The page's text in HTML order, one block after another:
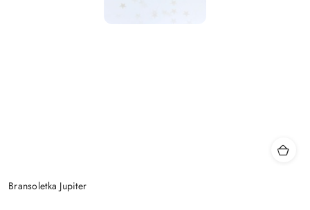
Bransoletka Jupiter